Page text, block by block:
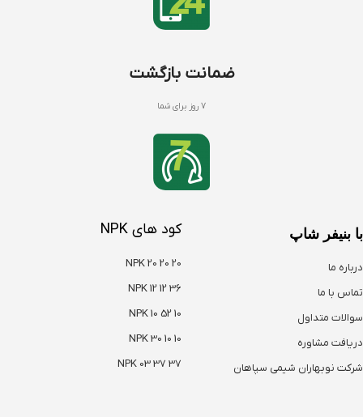
ضمانت بازگشت
7 روز برای شما
با بنیفر شاپ
درباره ما
تماس با ما
سوالات متداول
دریافت مشاوره
شرکت نوبهاران شیمی سپاهان
کود های NPK
NPK 20 20 20
NPK 12 12 36
NPK 10 52 10
NPK 30 10 10
NPK 03 37 37